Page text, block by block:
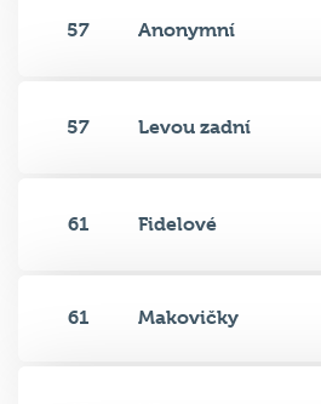
57 Anonymní
57 Levou zadní
61 Fidelové
61 Makovičky